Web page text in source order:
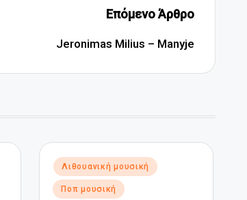
Επόμενο Άρθρο
Jeronimas Milius – Manyje
Αναρτήθηκε
σε
Λιθουανική μουσική
Ποπ μουσική